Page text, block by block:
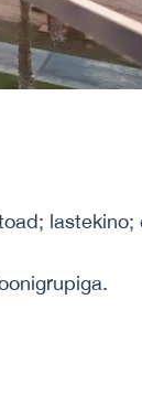
lastekino;